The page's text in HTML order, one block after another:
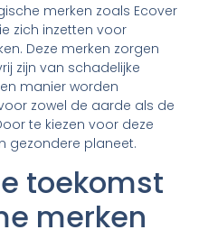
merken zoals Ecover
zich inzetten voor
Deze merken zorgen
zijn van schadelijke
manier worden
zowel de aarde als de
te kiezen voor deze
gezondere planeet.
toekomst
merken